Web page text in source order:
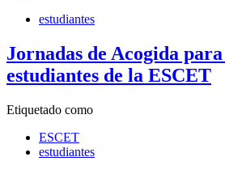
estudiantes
Jornadas de Acogida
estudiantes de la ESCET
Etiquetado como
ESCET
estudiantes